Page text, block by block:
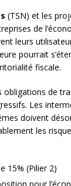
(TSN) et les
de
leurs
pourrait
fiscale.
de
Les
doivent
les
15% (Pilier 2)